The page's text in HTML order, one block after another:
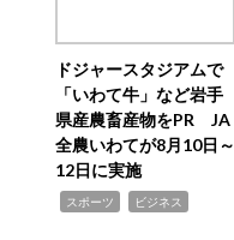
ドジャースタジアムで
「いわて牛」など岩手
県産農畜産物をPR JA
全農いわてが8月10日～
12日に実施
スポーツ ビジネス